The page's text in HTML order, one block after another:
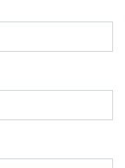
für lebendige